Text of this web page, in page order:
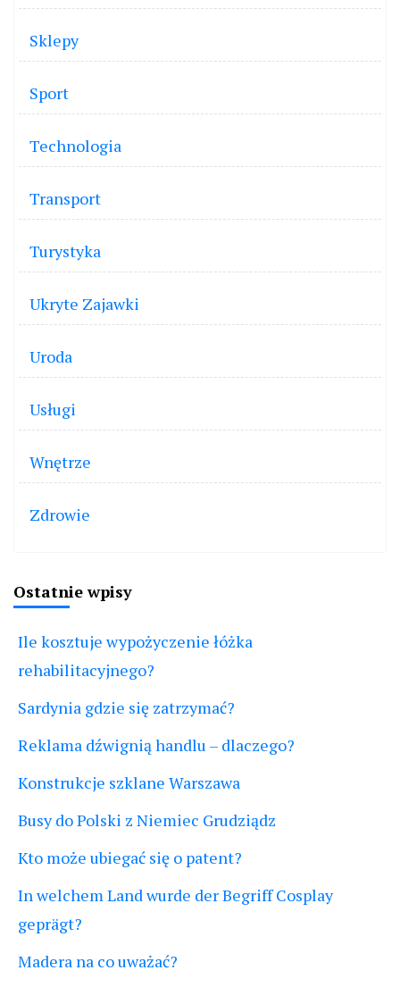
Sklepy
Sport
Technologia
Transport
Turystyka
Ukryte Zajawki
Uroda
Usługi
Wnętrze
Zdrowie
Ostatnie wpisy
Ile kosztuje wypożyczenie łóżka
rehabilitacyjnego?
Sardynia gdzie się zatrzymać?
Reklama dźwignią handlu – dlaczego?
Konstrukcje szklane Warszawa
Busy do Polski z Niemiec Grudziądz
Kto może ubiegać się o patent?
In welchem Land wurde der Begriff Cosplay
geprägt?
Madera na co uważać?